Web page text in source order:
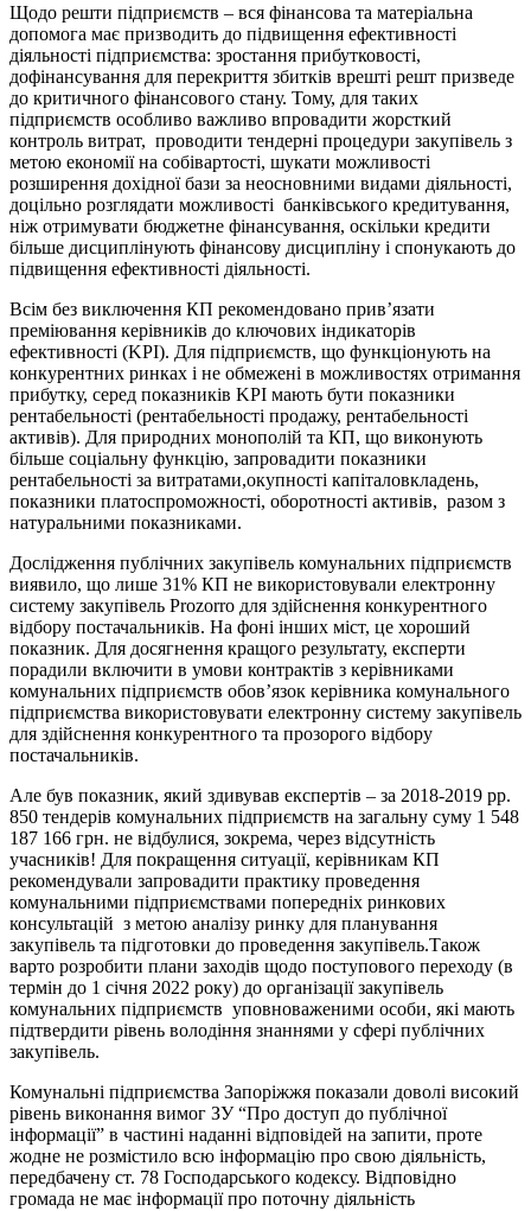
Щодо решти підприємств – вся фінансова та матеріальна
допомога має призводить до підвищення ефективності
діяльності підприємства: зростання прибутковості,
дофінансування для перекриття збитків врешті решт призведе
до критичного фінансового стану. Тому, для таких
підприємств особливо важливо впровадити жорсткий
контроль витрат, проводити тендерні процедури закупівель з
метою економії на собівартості, шукати можливості
розширення дохідної бази за неосновними видами діяльності,
доцільно розглядати можливості банківського кредитування,
ніж отримувати бюджетне фінансування, оскільки кредити
більше дисциплінують фінансову дисципліну і спонукають до
підвищення ефективності діяльності.
Всім без виключення КП рекомендовано прив’язати
преміювання керівників до ключових індикаторів
ефективності (KPI). Для підприємств, що функціонують на
конкурентних ринках і не обмежені в можливостях отримання
прибутку, серед показників KPI мають бути показники
рентабельності (рентабельності продажу, рентабельності
активів). Для природних монополій та КП, що виконують
більше соціальну функцію, запровадити показники
рентабельності за витратами,окупності капіталовкладень,
показники платоспроможності, оборотності активів, разом з
натуральними показниками.
Дослідження публічних закупівель комунальних підприємств
виявило, що лише 31% КП не використовували електронну
систему закупівель Prozorro для здійснення конкурентного
відбору постачальників. На фоні інших міст, це хороший
показник. Для досягнення кращого результату, експерти
порадили включити в умови контрактів з керівниками
комунальних підприємств обов’язок керівника комунального
підприємства використовувати електронну систему закупівель
для здійснення конкурентного та прозорого відбору
постачальників.
Але був показник, який здивував експертів – за 2018-2019 рр.
850 тендерів комунальних підприємств на загальну суму 1 548
187 166 грн. не відбулися, зокрема, через відсутність
учасників! Для покращення ситуації, керівникам КП
рекомендували запровадити практику проведення
комунальними підприємствами попередніх ринкових
консультацій з метою аналізу ринку для планування
закупівель та підготовки до проведення закупівель.Також
варто розробити плани заходів щодо поступового переходу (в
термін до 1 січня 2022 року) до організації закупівель
комунальних підприємств уповноваженими особи, які мають
підтвердити рівень володіння знаннями у сфері публічних
закупівель.
Комунальні підприємства Запоріжжя показали доволі високий
рівень виконання вимог ЗУ “Про доступ до публічної
інформації” в частині наданні відповідей на запити, проте
жодне не розмістило всю інформацію про свою діяльність,
передбачену ст. 78 Господарського кодексу. Відповідно
громада не має інформації про поточну діяльність